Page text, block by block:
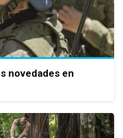
novedades en